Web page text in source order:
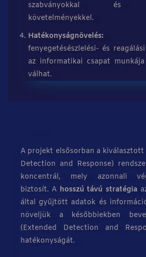
szabványokkal és
követelményekkel.
Hatékonyságnövelés:
fenyegetésészlelési- és
az informatikai csapat
válhat.
A projekt elsősorban a kiválasztott
Detection and Response)
koncentrál, mely azonnali
biztosít. A hosszú távú stratégia
által gyűjtött adatok és
növeljük a későbbiekben
(Extended Detection and
hatékonyságát.